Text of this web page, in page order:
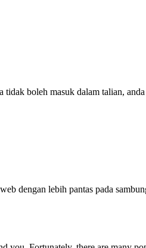
boleh masuk dalam talian,
dengan lebih pantas pada